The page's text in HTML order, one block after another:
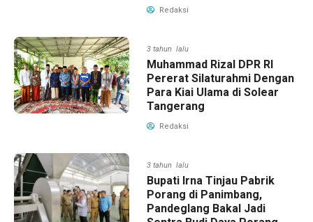
Redaksi
3 tahun lalu
Muhammad Rizal DPR RI
Pererat Silaturahmi Dengan
Para Kiai Ulama di Solear
Tangerang
Redaksi
3 tahun lalu
Bupati Irna Tinjau Pabrik
Porang di Panimbang,
Pandeglang Bakal Jadi